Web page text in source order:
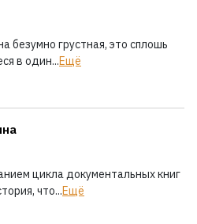
безумно грустная, это сплошь
в один...Ещё
цикла документальных книг
что...Ещё